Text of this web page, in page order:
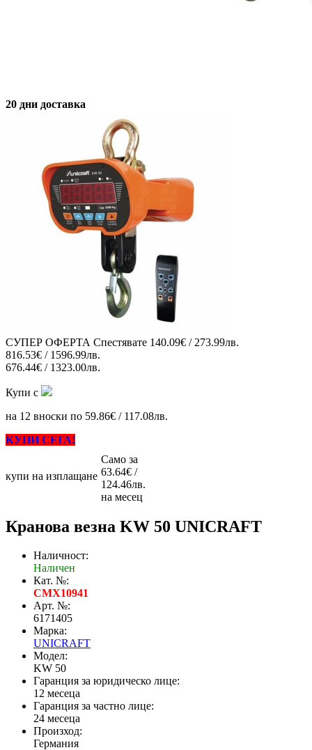
20 дни доставка
СУПЕР ОФЕРТА Спестявате 140.09€ / 273.99лв.
816.53€ / 1596.99лв.
676.44€ / 1323.00лв.
Купи с
на 12 вноски по 59.86€ / 117.08лв.
КУПИ СЕГА!
купи на изплащане
Само за
63.64€ /
124.46лв.
на месец
Кранова везна KW 50 UNICRAFT
Наличност:
Наличен
Кат. №:
CMX10941
Арт. №:
6171405
Марка:
UNICRAFT
Модел:
KW 50
Гаранция за юридическо лице:
12 месеца
Гаранция за частно лице:
24 месеца
Произход:
Германия